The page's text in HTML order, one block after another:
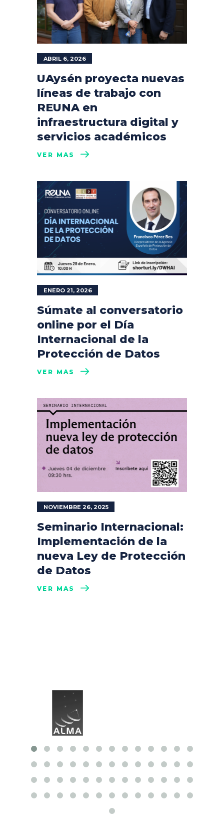
ABRIL 6, 2026
UAysén proyecta nuevas
líneas de trabajo con
REUNA en
infraestructura digital y
servicios académicos
VER MÁS
ENERO 21, 2026
Súmate al conversatorio
online por el Día
Internacional de la
Protección de Datos
VER MÁS
NOVIEMBRE 26, 2025
Seminario Internacional:
Implementación de la
nueva Ley de Protección
de Datos
VER MÁS